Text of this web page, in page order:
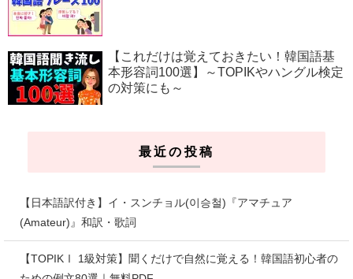
【これだけは覚えておきたい！韓国語基
本形容詞100選】～TOPIKやハングル検定
の対策にも～
最近の投稿
【日本語訳付き】イ・スンチョル(이승철)『アマチュア
(Amateur)』和訳・歌詞
【TOPIKⅠ 1級対策】聞くだけで自然に覚える！韓国語初心者の